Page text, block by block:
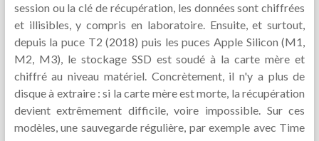
session ou la clé de récupération, les données sont chiffrées
et illisibles, y compris en laboratoire. Ensuite, et surtout,
depuis la puce T2 (2018) puis les puces Apple Silicon (M1,
M2, M3), le stockage SSD est soudé à la carte mère et
chiffré au niveau matériel. Concrètement, il n'y a plus de
disque à extraire : si la carte mère est morte, la récupération
devient extrêmement difficile, voire impossible. Sur ces
modèles, une sauvegarde régulière, par exemple avec Time